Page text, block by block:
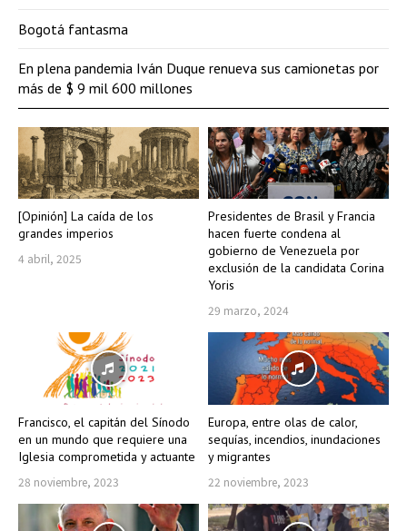
[Opinión] La caída de los
grandes imperios
4 abril, 2025
Presidentes de Brasil y Francia
hacen fuerte condena al
gobierno de Venezuela por
exclusión de la candidata Corina
Yoris
29 marzo, 2024
Francisco, el capitán del Sínodo
en un mundo que requiere una
Iglesia comprometida y actuante
28 noviembre, 2023
Europa, entre olas de calor,
sequías, incendios, inundaciones
y migrantes
22 noviembre, 2023
Bogotá fantasma
En plena pandemia Iván Duque renueva sus camionetas por
más de $ 9 mil 600 millones